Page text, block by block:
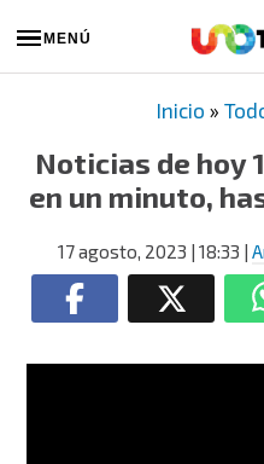
MENÚ
Inicio »
Noticias de hoy
en un minuto,
17 agosto, 2023 | 18:33 |